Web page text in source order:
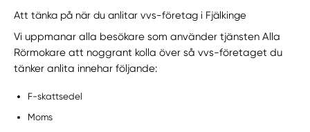
Att tänka på när du anlitar vvs-företag i Fjälkinge
Vi uppmanar alla besökare som använder tjänsten Alla
Rörmokare att noggrant kolla över så vvs-företaget du
tänker anlita innehar följande:
F-skattsedel
Moms